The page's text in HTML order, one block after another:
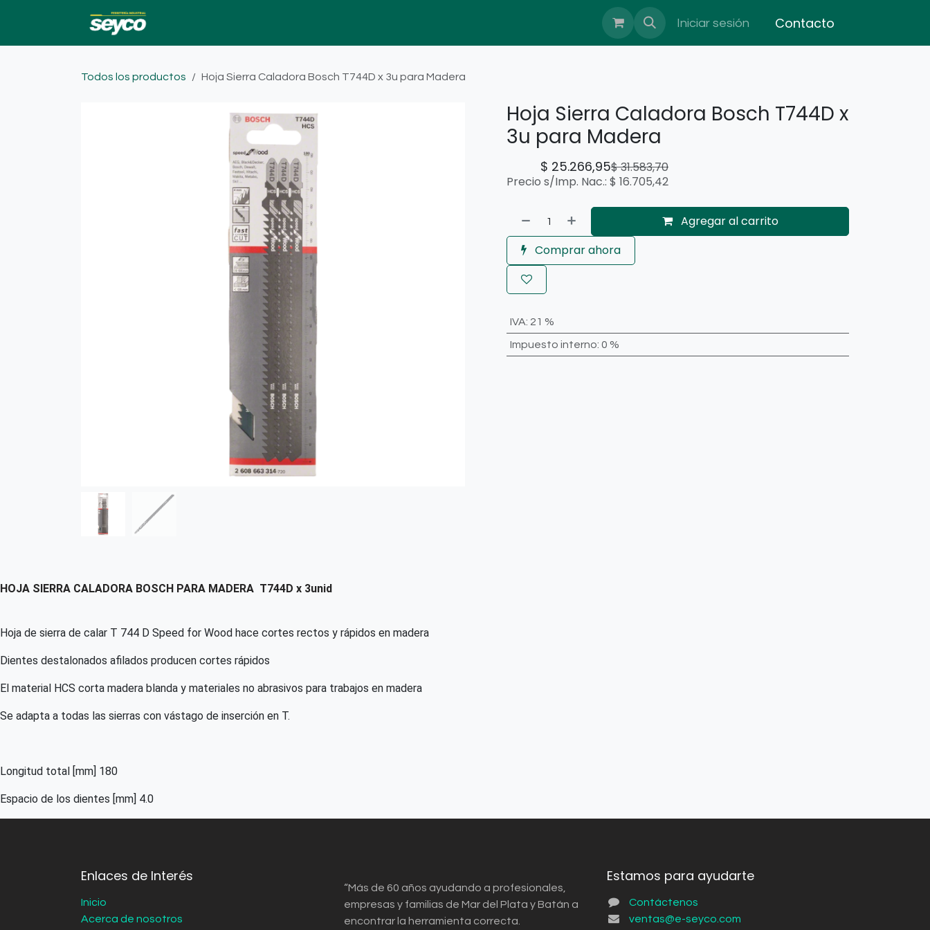
Iniciar sesión Contacto
Todos los productos Hoja Sierra Caladora Bosch T744D x 3u para Madera
Hoja Sierra Caladora Bosch T744D x
3u para Madera
$ 25.266,95$31.583,70
Precio s/Imp. Nac.: $ 16.705,42
Agregar al carrito
Comprar ahora
IVA: 21 %
Impuesto interno: 0 %
HOJA SIERRA CALADORA BOSCH PARA MADERA T744D x 3unid
Hoja de sierra de calar T 744 D Speed for Wood hace cortes rectos y rápidos en madera
Dientes destalonados afilados producen cortes rápidos
El material HCS corta madera blanda y materiales no abrasivos para trabajos en madera
Se adapta a todas las sierras con vástago de inserción en T.
Longitud total [mm] 180
Espacio de los dientes [mm] 4.0
Enlaces de Interés
Inicio
Acerca de nosotros
“Más de 60 años ayudando a profesionales,
empresas y familias de Mar del Plata y Batán a
encontrar la herramienta correcta.
Estamos para ayudarte
Contáctenos
ventas@e-seyco.com